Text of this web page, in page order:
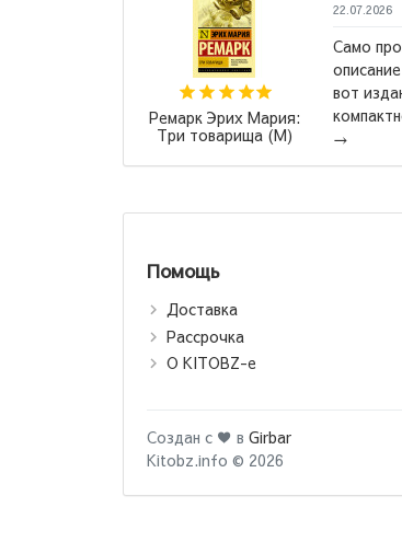
произведение яркое и эмоциональное,
красочное, Ремарк - супер, вообщем. А
издание АСТ, оно конечно красивое,
и бюджетное. Одно из самых неудо...
Помощь
Доставка
Рассрочка
О KITOBZ-е
Создан с ♥ в Girbar
Kitobz.info © 2026